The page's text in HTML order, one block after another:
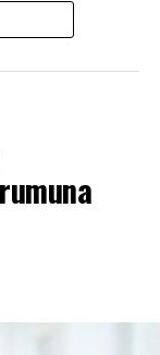
(17:00)
yıla ait
belirtilen